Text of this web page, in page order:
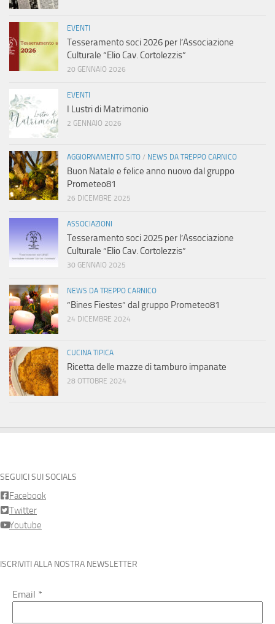
EVENTI
Tesseramento soci 2026 per l’Associazione
Culturale “Elio Cav. Cortolezzis”
20 GENNAIO 2026
EVENTI
I Lustri di Matrimonio
2 GENNAIO 2026
AGGIORNAMENTO SITO / NEWS DA TREPPO CARNICO
Buon Natale e felice anno nuovo dal gruppo
Prometeo81
26 DICEMBRE 2025
ASSOCIAZIONI
Tesseramento soci 2025 per l’Associazione
Culturale “Elio Cav. Cortolezzis”
30 GENNAIO 2025
NEWS DA TREPPO CARNICO
“Bines Fiestes” dal gruppo Prometeo81
24 DICEMBRE 2024
CUCINA TIPICA
Ricetta delle mazze di tamburo impanate
28 OTTOBRE 2024
SEGUICI SUI SOCIALS
Facebook
Twitter
Youtube
ISCRIVITI ALLA NOSTRA NEWSLETTER
Email *